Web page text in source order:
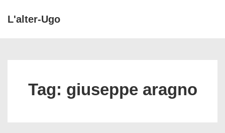
VaiL'alter-Ugo
Tag: giuseppe aragno